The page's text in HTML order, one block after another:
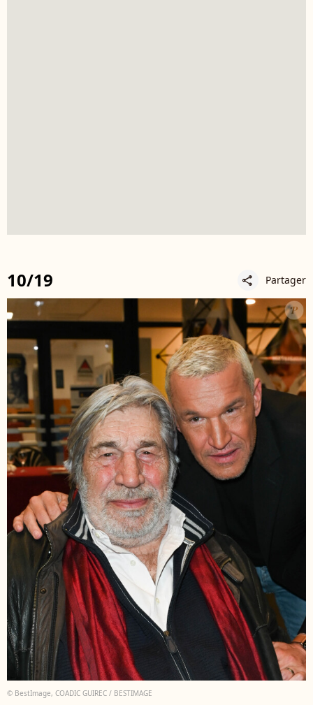
10/19 share Partager
© BestImage, COADIC GUIREC / BESTIMAGE